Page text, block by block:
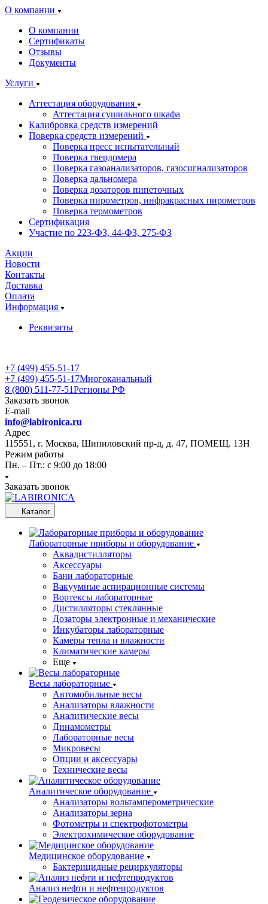
О компании
О компании
Сертификаты
Отзывы
Документы
Услуги
Аттестация оборудования
Аттестация сушильного шкафа
Калибровка средств измерений
Поверка средств измерений
Поверка пресс испытательный
Поверка твердомера
Поверка газоанализаторов, газосигнализаторов
Поверка дальномера
Поверка дозаторов пипеточных
Поверка пирометров, инфракрасных пирометров
Поверка термометров
Сертификация
Участие по 223-ФЗ, 44-ФЗ, 275-ФЗ
Акции
Новости
Контакты
Доставка
Оплата
Информация
Реквизиты
+7 (499) 455-51-17
+7 (499) 455-51-17Многоканальный
8 (800) 511-77-51Регионы РФ
Заказать звонок
E-mail
info@labironica.ru
Адрес
115551, г. Москва, Шипиловский пр-д, д. 47, ПОМЕЩ. 13Н
Режим работы
Пн. – Пт.: с 9:00 до 18:00
Заказать звонок
Каталог
Лабораторные приборы и оборудование
Аквадистилляторы
Аксессуары
Бани лабораторные
Вакуумные аспирационные системы
Вортексы лабораторные
Дистилляторы стеклянные
Дозаторы электронные и механические
Инкубаторы лабораторные
Камеры тепла и влажности
Климатические камеры
Еще
Весы лабораторные
Автомобильные весы
Анализаторы влажности
Аналитические весы
Динамометры
Лабораторные весы
Микровесы
Опции и аксессуары
Технические весы
Аналитическое оборудование
Анализаторы вольтамперометрические
Анализаторы зерна
Фотометры и спектрофотометры
Электрохимическое оборудование
Медицинское оборудование
Бактерицидные рециркуляторы
Анализ нефти и нефтепродуктов